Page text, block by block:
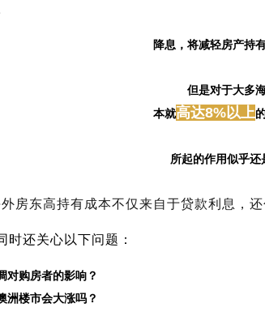
降息，将减轻房产持
但是对于大多
本就高达8%以上
所起的作用似乎还
外房东高持有成本不仅来自于贷款利息，
时还关心以下问题：
对购房者的影响？
洲楼市会大涨吗？